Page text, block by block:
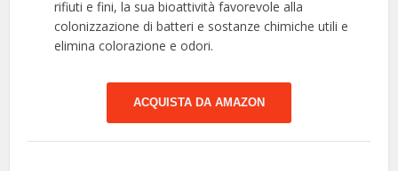
rifiuti e fini, la sua bioattività favorevole alla
colonizzazione di batteri e sostanze chimiche utili e
elimina colorazione e odori.
ACQUISTA DA AMAZON